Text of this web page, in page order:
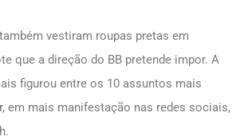
vestiram roupas pretas em
que a direção do BB pretende impor. A
figurou entre os 10 assuntos mais
em mais manifestação nas redes sociais,